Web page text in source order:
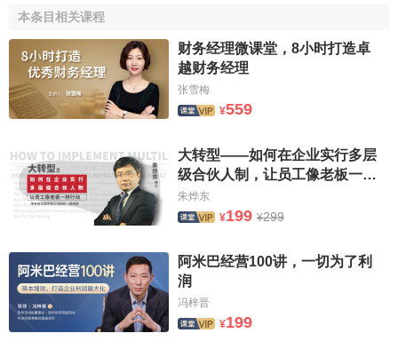
本条目相关课程
财务经理微课堂，8小时打造卓
越财务经理
张雪梅
¥559
大转型——如何在企业实行多层
级合伙人制，让员工像老板一样
行动
朱烨东
¥199 ¥299
阿米巴经营100讲，一切为了利
润
冯梓晋
¥199